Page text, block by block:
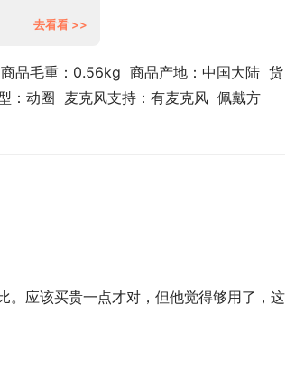
去看看 >>
品毛重：0.56kg  商品产地：中国大陆  货
：动圈  麦克风支持：有麦克风  佩戴方
。应该买贵一点才对，但他觉得够用了，这